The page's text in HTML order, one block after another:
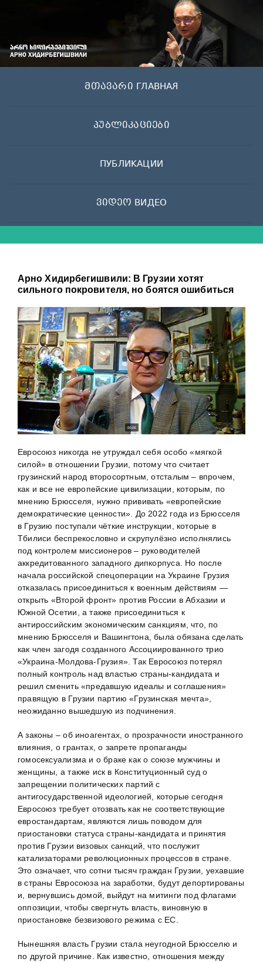
მთავარი ГЛАВНАЯ
პუბლიკაციები
ПУБЛИКАЦИИ
ვიდეო ВИДЕО
Арно Хидирбегишвили: В Грузии хотят
сильного покровителя, но боятся ошибиться
Евросоюз никогда не утруждал себя особо «мягкой
силой» в отношении Грузии, потому что считает
грузинский народ второсортным, отсталым – впрочем,
как и все не европейские цивилизации, которым, по
мнению Брюсселя, нужно прививать «европейские
демократические ценности». До 2022 года из Брюсселя
в Грузию поступали чёткие инструкции, которые в
Тбилиси беспрекословно и скрупулёзно исполнялись
под контролем миссионеров – руководителей
аккредитованного западного дипкорпуса. Но после
начала российской спецоперации на Украине Грузия
отказалась присоединиться к военным действиям —
открыть «Второй фронт» против России в Абхазии и
Южной Осетии, а также присоединиться к
антироссийским экономическим санкциям, что, по
мнению Брюсселя и Вашингтона, была обязана сделать
как член загодя созданного Ассоциированного трио
«Украина-Молдова-Грузия». Так Евросоюз потерял
полный контроль над властью страны-кандидата и
решил сменить «предавшую идеалы и соглашения»
правящую в Грузии партию «Грузинская мечта»,
неожиданно вышедшую из подчинения.
А законы – об иноагентах, о прозрачности иностранного
влияния, о грантах, о запрете пропаганды
гомосексуализма и о браке как о союзе мужчины и
женщины, а также иск в Конституционный суд о
запрещении политических партий с
антигосударственной идеологией, которые сегодня
Евросоюз требует отозвать как не соответствующие
евростандартам, являются лишь поводом для
приостановки статуса страны-кандидата и принятия
против Грузии визовых санкций, что послужит
катализаторами революционных процессов в стране.
Это означает, что сотни тысяч граждан Грузии, уехавшие
в страны Евросоюза на заработки, будут депортированы
и, вернувшись домой, выйдут на митинги под флагами
оппозиции, чтобы свергнуть власть, виновную в
приостановке безвизового режима с ЕС.
Нынешняя власть Грузии стала неугодной Брюсселю и
по другой причине. Как известно, отношения между